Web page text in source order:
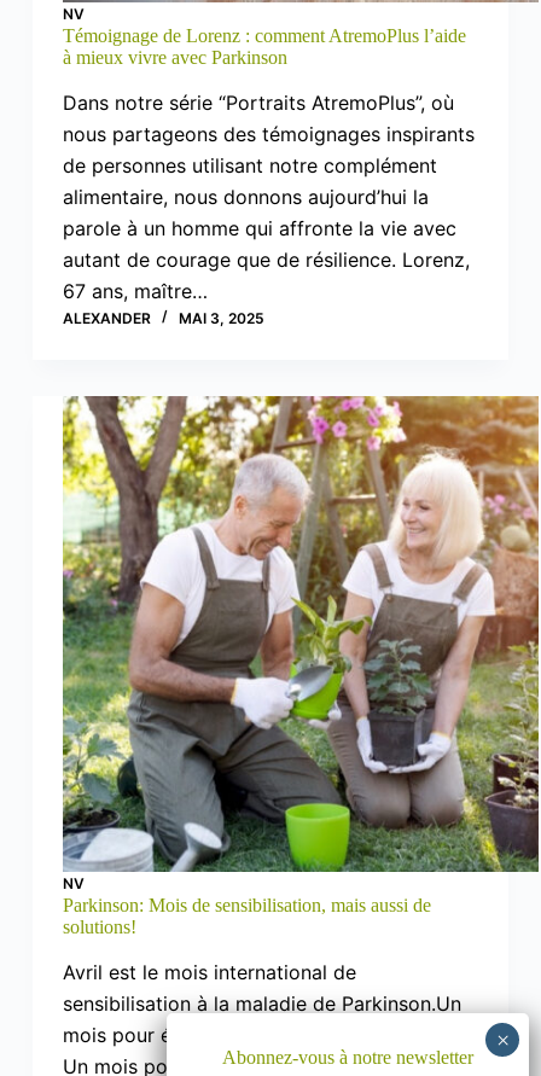
NV
Témoignage de Lorenz : comment AtremoPlus l’aide
à mieux vivre avec Parkinson
Dans notre série “Portraits AtremoPlus”, où
nous partageons des témoignages inspirants
de personnes utilisant notre complément
alimentaire, nous donnons aujourd’hui la
parole à un homme qui affronte la vie avec
autant de courage que de résilience. Lorenz,
67 ans, maître…
ALEXANDER MAI 3, 2025
NV
Parkinson: Mois de sensibilisation, mais aussi de
solutions!
Avril est le mois international de
sensibilisation à la maladie de Parkinson.Un
mois pour écouter, comprendre, témoigner.
Un mois pour faire avancer les choses,
Abonnez-vous à notre newsletter